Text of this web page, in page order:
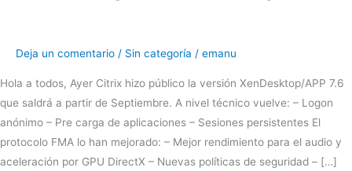
Deja un comentario / Sin categoría / emanu
Hola a todos, Ayer Citrix hizo público la versión XenDesktop/APP 7.6
que saldrá a partir de Septiembre. A nivel técnico vuelve: – Logon
anónimo – Pre carga de aplicaciones – Sesiones persistentes El
protocolo FMA lo han mejorado: – Mejor rendimiento para el audio y
aceleración por GPU DirectX – Nuevas políticas de seguridad – […]